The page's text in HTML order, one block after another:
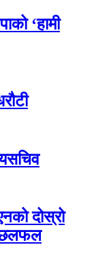
‘हामी
दोस्रो
छलफल